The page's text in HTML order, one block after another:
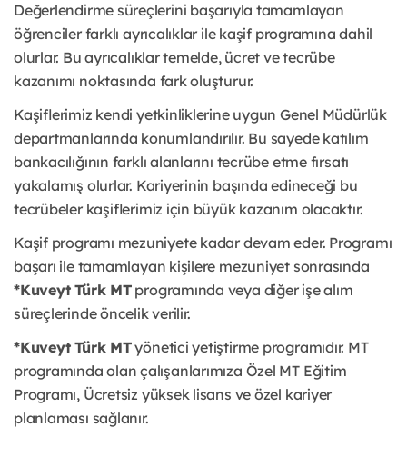
Değerlendirme süreçlerini başarıyla tamamlayan
öğrenciler farklı ayrıcalıklar ile kaşif programına dahil
olurlar. Bu ayrıcalıklar temelde, ücret ve tecrübe
kazanımı noktasında fark oluşturur.
Kaşiflerimiz kendi yetkinliklerine uygun Genel Müdürlük
departmanlarında konumlandırılır. Bu sayede katılım
bankacılığının farklı alanlarını tecrübe etme fırsatı
yakalamış olurlar. Kariyerinin başında edineceği bu
tecrübeler kaşiflerimiz için büyük kazanım olacaktır.
Kaşif programı mezuniyete kadar devam eder. Programı
başarı ile tamamlayan kişilere mezuniyet sonrasında
*Kuveyt Türk MTprogramında veya diğer işe alım
süreçlerinde öncelik verilir.
*Kuveyt Türk MTyönetici yetiştirme programıdır. MT
programında olan çalışanlarımıza Özel MT Eğitim
Programı, Ücretsiz yüksek lisans ve özel kariyer
planlaması sağlanır.